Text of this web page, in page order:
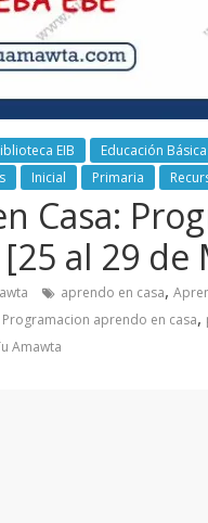
EIB Educación
Inicial Primaria
Casa:
al 29 de
aprendo en casa,
Programacion aprendo en casa,
Amawta